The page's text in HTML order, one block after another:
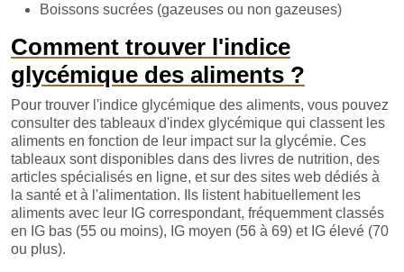
Boissons sucrées (gazeuses ou non gazeuses)
Comment trouver l'indice
glycémique des aliments ?
Pour trouver l'indice glycémique des aliments, vous pouvez
consulter des tableaux d'index glycémique qui classent les
aliments en fonction de leur impact sur la glycémie. Ces
tableaux sont disponibles dans des livres de nutrition, des
articles spécialisés en ligne, et sur des sites web dédiés à
la santé et à l'alimentation. Ils listent habituellement les
aliments avec leur IG correspondant, fréquemment classés
en IG bas (55 ou moins), IG moyen (56 à 69) et IG élevé (70
ou plus).